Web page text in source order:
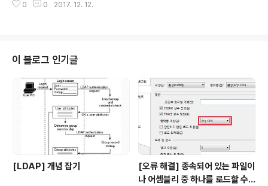
프라인을 형성하며 이루어지는데 이 처리 과정 중에 장애
를 처리할 때 출력이 완료되어야만 해당 이벤트가 완료된
것으로 판단하고, 그 전에는 큐에 이벤트 레코드를 유지합
니다. 로그스태시를 Ctrl+C 또는 SIGTERM 신호를 통해
정상 종료할 경우에는 데이터 수집을 중지하고, 필터와 출
력 플러그인에 의해 처리 중인 이벤트들을 정상적으로 처
리 완료한 후에 종료합니다. 기본적으로 이 이벤트들..
0 0 2017. 12. 12.
이 블로그 인기글
[LDAP] 개념 잡기
[오류 해결] 종속되어 있는 파일이
나 어셈블리 중 하나를 로드할 수